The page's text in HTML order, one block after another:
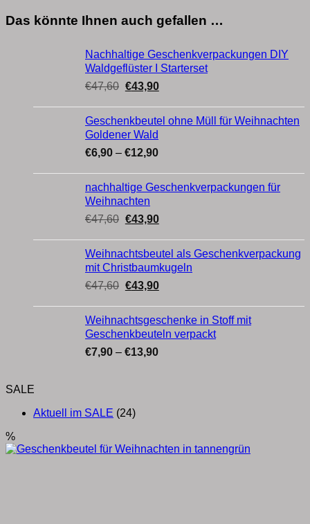
Das könnte Ihnen auch gefallen …
Nachhaltige Geschenkverpackungen DIY
Waldgeflüster I Starterset
€47,60 Ursprünglicher
war:
€47,60
€43,90Aktueller
ist:
€43,90.
Geschenkbeutel ohne Müll für Weihnachten
Goldener Wald
€6,90 – €12,90Preisspanne:
bis
€12,90
nachhaltige Geschenkverpackungen für
Weihnachten
€47,60 Ursprünglicher
war:
€47,60
€43,90Aktueller
ist:
€43,90.
Weihnachtsbeutel als Geschenkverpackung
mit Christbaumkugeln
€47,60 Ursprünglicher
war:
€47,60
€43,90Aktueller
ist:
€43,90.
Weihnachtsgeschenke in Stoff mit
Geschenkbeuteln verpackt
€7,90 – €13,90Preisspanne:
SALE
Aktuell im SALE (24)
%